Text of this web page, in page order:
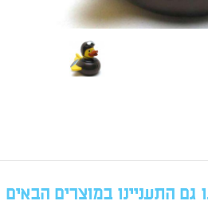
גם התעניינו במוצרים הבאים